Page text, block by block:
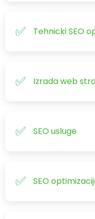
Tehnicki SEO
Izrada web
SEO usluge
SEO